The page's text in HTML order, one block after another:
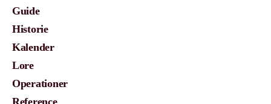
Guide
Historie
Kalender
Lore
Operationer
Reference